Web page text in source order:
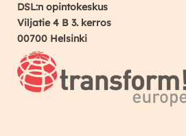
DSL:n opintokeskus
Viljatie 4 B 3. kerros
00700 Helsinki